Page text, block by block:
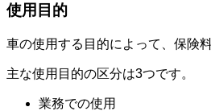
使用目的
車の使用する目的によって、保険
主な使用目的の区分は3つです。
業務での使用